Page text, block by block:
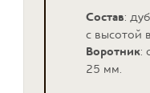
Состав:
c высотой
Воротник:
25 мм.